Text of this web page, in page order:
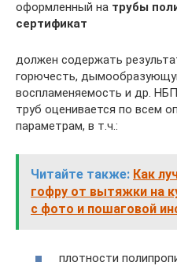
оформленный на трубы
сертификат
должен содержать
горючесть,
воспламеняемость и др.
труб оценивается по всем
параметрам, в т.ч.:
Читайте также: Как
гофру от вытяжки на
с фото и пошаговой
плотности